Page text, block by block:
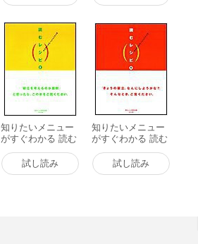
知りたいメニュー
がすぐわかる 読む
レシピ 2 中 電子書
籍版
試し読み
知りたいメニュー
がすぐわかる 読む
レシピ 1 中 電子書
籍版
試し読み